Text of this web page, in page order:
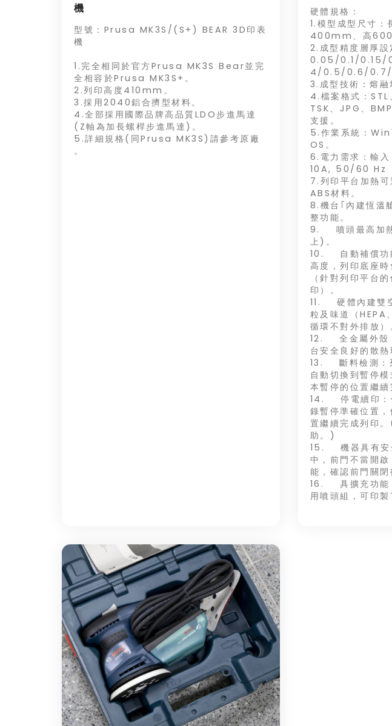
機
型號：Prusa MK3S/(S+) BEAR 3D印表
機
1.完全相同於官方Prusa MK3S Bear並完
全相容於Prusa MK3S+。
2.列印高度410mm。
3.採用2040鋁合擠型材料。
4.全部採用國際品牌高品質LDO步進馬達
(Z軸為加長螺桿步進馬達)。
5.詳細規格(同Prusa MK3S)請參考原廠
。
硬體規格：
1.模型成型尺寸
400mm、高
2.成型精度層厚設
0.05/0.1/
4/0.5/0.6/0.7/
3.成型技術：熔
4.檔案格式：STL
TSK、JPG、
支援。
5.作業系統：
OS。
6.電力需求：輸
10A, 50/60 Hz
7.列印平台加熱
ABS材料。
8.機台｢內建恆溫
整功能。
9. 噴頭最高加
上)。
10. 自動補償功
高度，列印底座
（針對列印平台
印）。
11. 硬體內建雙
粒及味道（HEPA
循環不對外排放）
12. 全金屬外殼
台安全良好的散熱
13. 斷料檢測：
自動切換到暫停
本暫停的位置繼續
14. 停電續印：
錄暫停準確位置
置繼續完成列印
助。)
15. 機器具有安
中，前門不當開
能，確認前門關閉
16. 具擴充功能
用噴頭組，可印